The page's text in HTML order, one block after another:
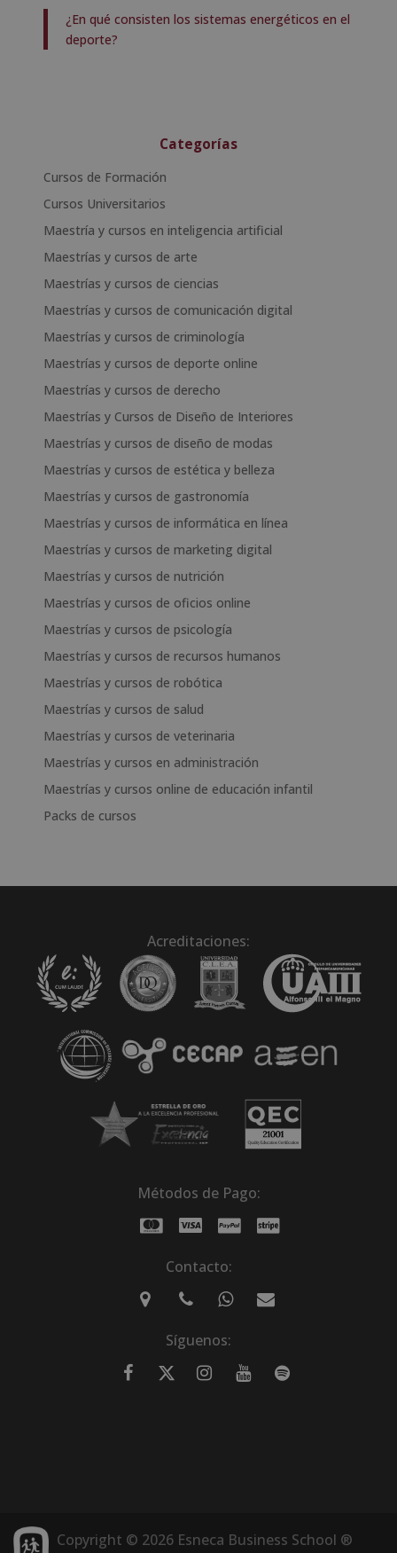
¿En qué consisten los sistemas energéticos en el
deporte?
Categorías
Cursos de Formación
Cursos Universitarios
Maestría y cursos en inteligencia artificial
Maestrías y cursos de arte
Maestrías y cursos de ciencias
Maestrías y cursos de comunicación digital
Maestrías y cursos de criminología
Maestrías y cursos de deporte online
Maestrías y cursos de derecho
Maestrías y Cursos de Diseño de Interiores
Maestrías y cursos de diseño de modas
Maestrías y cursos de estética y belleza
Maestrías y cursos de gastronomía
Maestrías y cursos de informática en línea
Maestrías y cursos de marketing digital
Maestrías y cursos de nutrición
Maestrías y cursos de oficios online
Maestrías y cursos de psicología
Maestrías y cursos de recursos humanos
Maestrías y cursos de robótica
Maestrías y cursos de salud
Maestrías y cursos de veterinaria
Maestrías y cursos en administración
Maestrías y cursos online de educación infantil
Packs de cursos
Acreditaciones:
Métodos de Pago:
Contacto:
Síguenos:
Copyright © 2026 Esneca Business School ®